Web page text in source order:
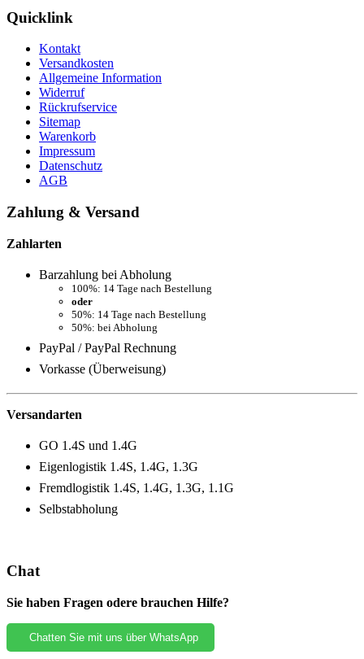
Quicklink
Kontakt
Versandkosten
Allgemeine Information
Widerruf
Rückrufservice
Sitemap
Warenkorb
Impressum
Datenschutz
AGB
Zahlung & Versand
Zahlarten
Barzahlung bei Abholung
100%: 14 Tage nach Bestellung
oder
50%: 14 Tage nach Bestellung
50%: bei Abholung
PayPal / PayPal Rechnung
Vorkasse (Überweisung)
Versandarten
GO 1.4S und 1.4G
Eigenlogistik 1.4S, 1.4G, 1.3G
Fremdlogistik 1.4S, 1.4G, 1.3G, 1.1G
Selbstabholung
Chat
Sie haben Fragen odere brauchen Hilfe?
Chatten Sie mit uns über WhatsApp